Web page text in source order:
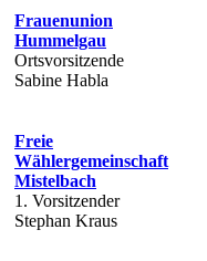
Frauenunion
Hummelgau
Ortsvorsitzende
Sabine Habla
Freie
Wählergemeinschaft
Mistelbach
1. Vorsitzender
Stephan Kraus